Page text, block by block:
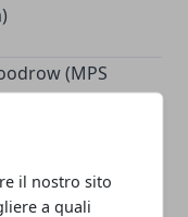
il nostro sito
a quali
(MPS
(MPS Viadana) 9